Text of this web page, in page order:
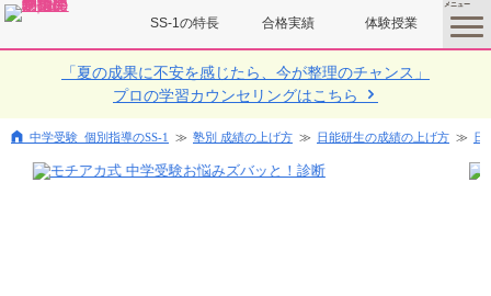
体験授業
合格実績
SS-1の特長
toggle
menu
「夏の成果に不安を感じたら、今が整理のチャンス」
プロの学習カウンセリングはこちら
中学受験 個別指導のSS-1 塾別 成績の上げ方 日能研生の成績の上げ方 日